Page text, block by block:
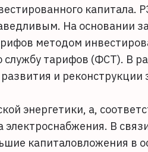
капитала.
На основании
методом
тарифов (ФСТ). В
и реконструкции
энергетики, а,
В
капиталовложения в